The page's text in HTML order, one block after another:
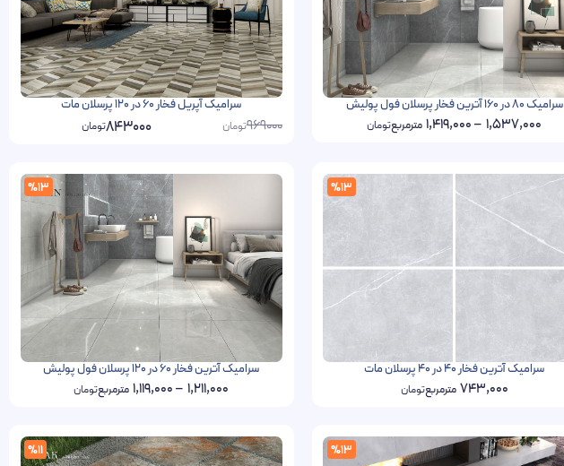
سرامیک 80 در 160 آترین فخار پرسلان فول پولیش
1,537,000
–
1,419,000 مترمربعتومان
سرامیک آپریل فخار 60 در 120 پرسلان مات
969000تومان 843000تومان
%13
سرامیک آترین فخار 40 در 40 پرسلان مات
743,000 مترمربعتومان
%13
سرامیک آترین فخار 60 در 120 پرسلان فول پولیش
1,211,000
–
1,119,000 مترمربعتومان
%13
%11